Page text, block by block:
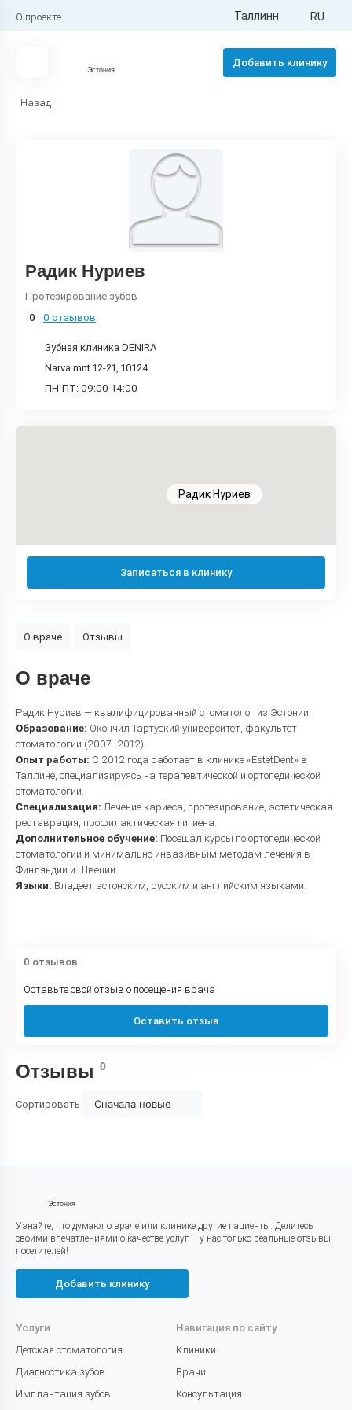
О проекте Таллинн RU
Эстония
Добавить клинику
Назад
Радик Нуриев
Протезирование зубов
0
0 отзывов
Зубная клиника DENIRA
Narva mnt 12-21, 10124
ПН-ПТ: 09:00-14:00
Радик Нуриев
Записаться в клинику
О враче Отзывы
О враче
Радик Нуриев — квалифицированный стоматолог из Эстонии.
Образование: Окончил Тартуский университет, факультет
стоматологии (2007–2012).
Опыт работы: С 2012 года работает в клинике «EstetDent» в
Таллине, специализируясь на терапевтической и ортопедической
стоматологии.
Специализация: Лечение кариеса, протезирование, эстетическая
реставрация, профилактическая гигиена.
Дополнительное обучение: Посещал курсы по ортопедической
стоматологии и минимально инвазивным методам лечения в
Финляндии и Швеции.
Языки: Владеет эстонским, русским и английским языками.
Отзывы 0
Сортировать Сначала новые
0 отзывов
Оставьте свой отзыв о посещения врача
Оставить отзыв
Эстония
Узнайте, что думают о враче или клинике другие пациенты. Делитесь
своими впечатлениями о качестве услуг – у нас только реальные отзывы
посетителей!
Добавить клинику
Услуги
Детская стоматология
Диагностика зубов
Имплантация зубов
Навигация по сайту
Клиники
Врачи
Консультация